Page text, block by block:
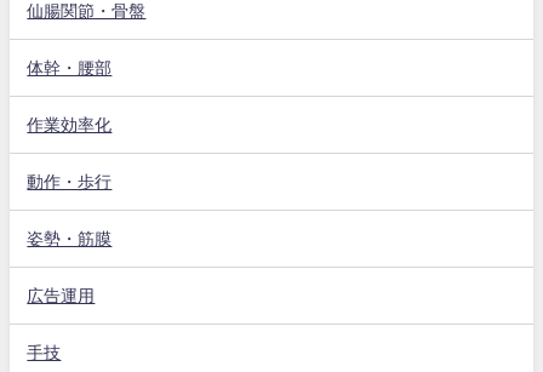
仙腸関節・骨盤
体幹・腰部
作業効率化
動作・歩行
姿勢・筋膜
広告運用
手技